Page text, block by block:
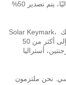
حصلت منتجاتنا على العديد من الشهادات، بما في ذلك Solar Keymark،